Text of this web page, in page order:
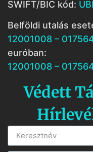
SWIFT/BIC kód:
Belföldi utalás
12001008 –
euróban:
12001008 –
Védett